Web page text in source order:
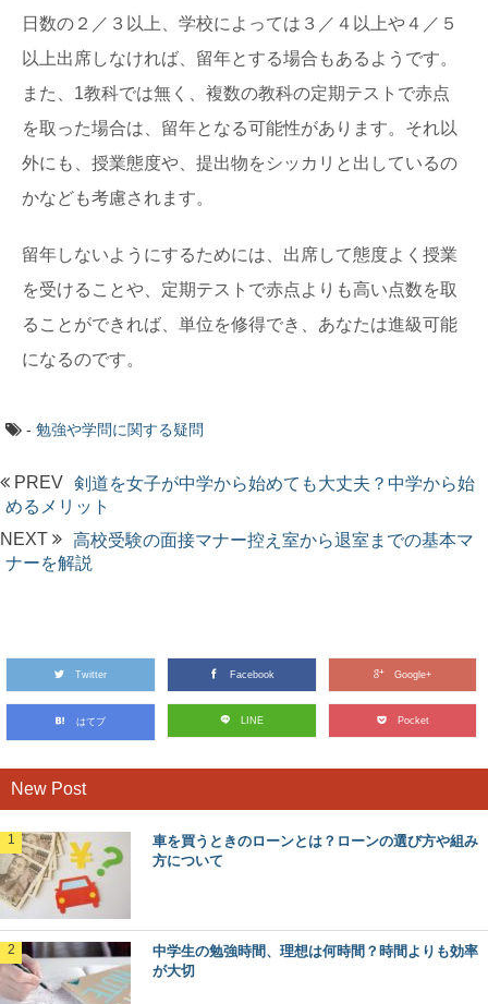
日数の２／３以上、学校によっては３／４以上や４／５
以上出席しなければ、留年とする場合もあるようです。
また、1教科では無く、複数の教科の定期テストで赤点
を取った場合は、留年となる可能性があります。それ以
外にも、授業態度や、提出物をシッカリと出しているの
かなども考慮されます。
留年しないようにするためには、出席して態度よく授業
を受けることや、定期テストで赤点よりも高い点数を取
ることができれば、単位を修得でき、あなたは進級可能
になるのです。
- 勉強や学問に関する疑問
PREV 剣道を女子が中学から始めても大丈夫？中学から始
めるメリット
NEXT
高校受験の面接マナー控え室から退室までの基本マ
ナーを解説
Twitter Facebook Google+
はてブ LINE Pocket
New Post
車を買うときのローンとは？ローンの選び方や組み
方について
中学生の勉強時間、理想は何時間？時間よりも効率
が大切